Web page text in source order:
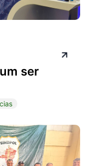
ser